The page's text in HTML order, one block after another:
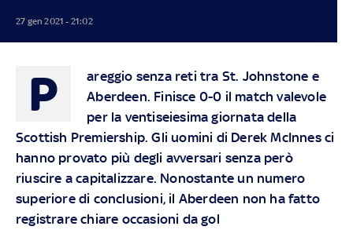
27 gen 2021 - 21:02
P
areggio senza reti tra St. Johnstone e
Aberdeen. Finisce 0-0 il match valevole
per la ventiseiesima giornata della
Scottish Premiership. Gli uomini di Derek McInnes ci
hanno provato più degli avversari senza però
riuscire a capitalizzare. Nonostante un numero
superiore di conclusioni, il Aberdeen non ha fatto
registrare chiare occasioni da gol